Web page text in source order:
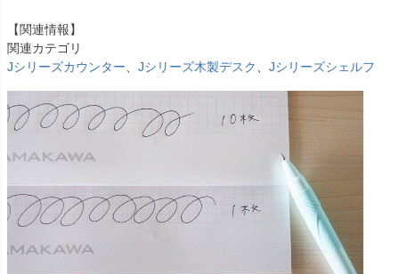
【関連情報】
関連カテゴリ
Jシリーズカウンター
Jシリーズ木製デスク Jシリーズシェルフ